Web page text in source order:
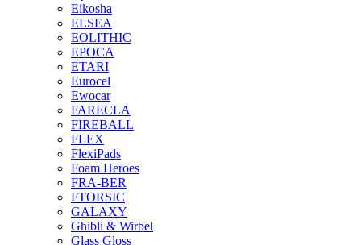
Eikosha
ELSEA
EOLITHIC
EPOCA
ETARI
Eurocel
Ewocar
FARECLA
FIREBALL
FLEX
FlexiPads
Foam Heroes
FRA-BER
FTORSIC
GALAXY
Ghibli & Wirbel
Glass Gloss